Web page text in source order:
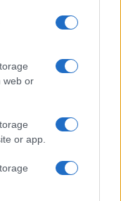
web or
or app.
Iscriviti
. Dopo
di 30
newsletter a
3